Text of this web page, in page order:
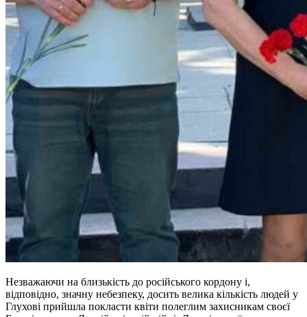
Незважаючи на близькість до російського кордону і,
відповідно, значну небезпеку, досить велика кількість людей у
Глухові прийшла покласти квіти полеглим захисникам своєї